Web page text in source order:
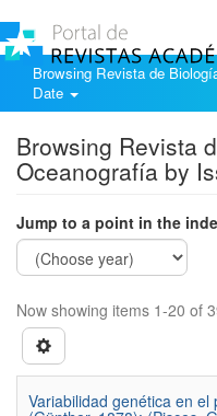
Browsing Revista de
Date
Browsing Revista
Oceanografía by
Jump to a point in the
Now showing items 1-20 of
Variabilidad genética en